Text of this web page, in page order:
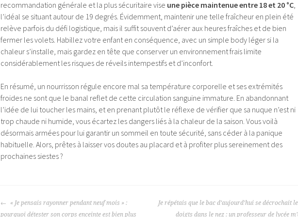
recommandation générale et la plus sécuritaire vise une pièce maintenue entre 18 et 20 °C,
l’idéal se situant autour de 19 degrés. Évidemment, maintenir une telle fraîcheur en plein été
relève parfois du défi logistique, mais il suffit souvent d’aérer aux heures fraîches et de bien
fermer les volets. Habillez votre enfant en conséquence, avec un simple body léger si la
chaleur s’installe, mais gardez en tête que conserver un environnement frais limite
considérablement les risques de réveils intempestifs et d’inconfort.
En résumé, un nourrisson régule encore mal sa température corporelle et ses extrémités
froides ne sont que le banal reflet de cette circulation sanguine immature. En abandonnant
l’idée de lui toucher les mains, et en prenant plutôt le réflexe de vérifier que sa nuque n’est ni
trop chaude ni humide, vous écartez les dangers liés à la chaleur de la saison. Vous voilà
désormais armées pour lui garantir un sommeil en toute sécurité, sans céder à la panique
habituelle. Alors, prêtes à laisser vos doutes au placard et à profiter plus sereinement des
prochaines siestes ?
NAVIGATION
« Je pensais rayonner pendant neuf mois » :
pourquoi détester son corps enceinte est bien plus
Je répétais que le bac d’aujourd’hui se décrochait
doigts dans le nez : un professeur de lycée